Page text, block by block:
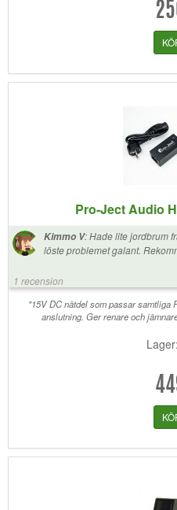
Pro-Ject Audio
Kimmo V:Hade lite jordbrum
löste problemet galant.
1 recension
"15V DC nätdel som passar
anslutning. Ger renare och